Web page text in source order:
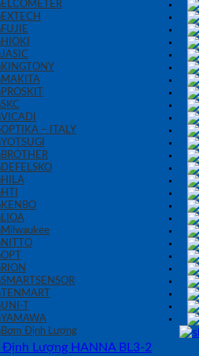
ELCOMETER
EXTECH
FUJIE
HIOKI
JASIC
KINGTONY
MAKITA
PROSKIT
SKC
VICADI
OPTIKA – ITALY
YOTSUGI
BROTHER
DEFELSKO
HILA
HTI
KENBO
LIOA
Milwaukee
NITTO
OPT
RION
SMARTSENSOR
TENMART
UNI-T
YAMAWA
Bơm Định Lượng